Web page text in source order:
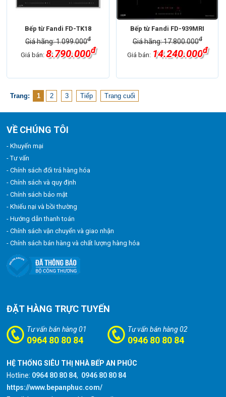
Bếp từ Fandi FD-TK18
Giá hãng: 1.099.000đ
Giá bán: 8.790.000đ
Bếp từ Fandi FD-939MRI
Giá hãng: 17.800.000đ
Giá bán: 14.240.000đ
Trang: 1 2 3 Tiếp Trang cuối
VỀ CHÚNG TÔI
- Khuyến mại
- Tư vấn
- Chính sách đổi trả hàng hóa
- Chính sách và quy định
- Chính sách bảo mật
- Khiếu nại và bồi thường
- Hướng dẫn thanh toán
- Chính sách vận chuyển và giao nhận
- Chính sách bán hàng và chất lượng hàng hóa
ĐẶT HÀNG TRỰC TUYẾN
Tư vấn bán hàng 01
0964 80 80 84
Tư vấn bán hàng 02
0946 80 80 84
HỆ THỐNG SIÊU THỊ NHÀ BẾP AN PHÚC
Hotline: 0964 80 80 84, 0946 80 80 84
https://www.bepanphuc.com/